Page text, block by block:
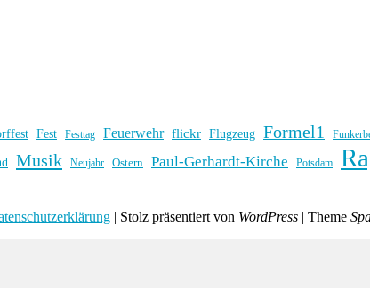
Fest Festtag Feuerwehr flickr Flugzeug Formel1
Musik Neujahr Ostern Paul-Gerhardt-Kirche Potsdam
| Stolz präsentiert von WordPress | Theme